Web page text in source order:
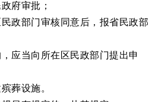
府审批；
政部门审核同意后，报省民政部
应当向所在区民政部门提出申
葬设施。